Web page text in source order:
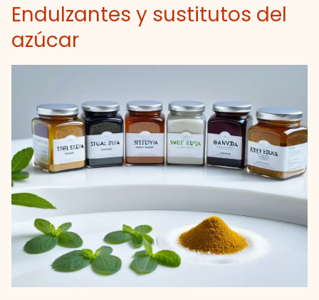
Endulzantes y sustitutos del
azúcar